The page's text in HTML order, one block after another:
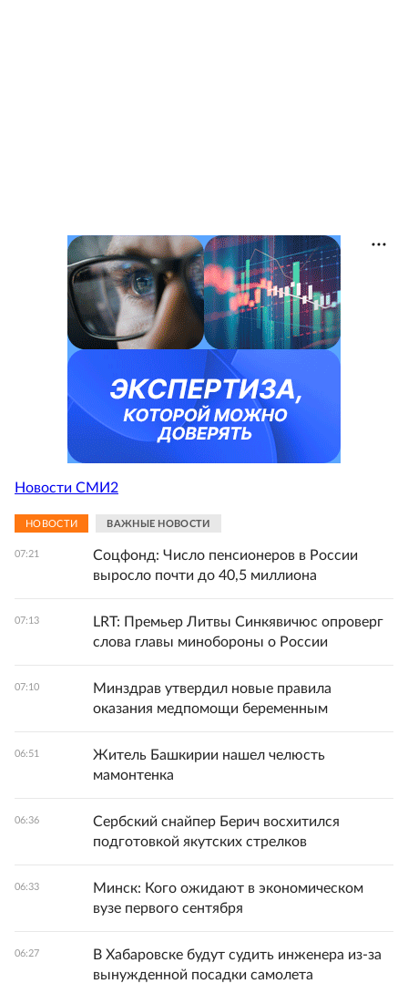
Новости СМИ2
НОВОСТИ ВАЖНЫЕ НОВОСТИ
07:21
Соцфонд: Число пенсионеров в России
выросло почти до 40,5 миллиона
07:13
LRT: Премьер Литвы Синкявичюс опроверг
слова главы минобороны о России
07:10
Минздрав утвердил новые правила
оказания медпомощи беременным
06:51
Житель Башкирии нашел челюсть
мамонтенка
06:36
Сербский снайпер Берич восхитился
подготовкой якутских стрелков
06:33
Минск: Кого ожидают в экономическом
вузе первого сентября
06:27
В Хабаровске будут судить инженера из-за
вынужденной посадки самолета